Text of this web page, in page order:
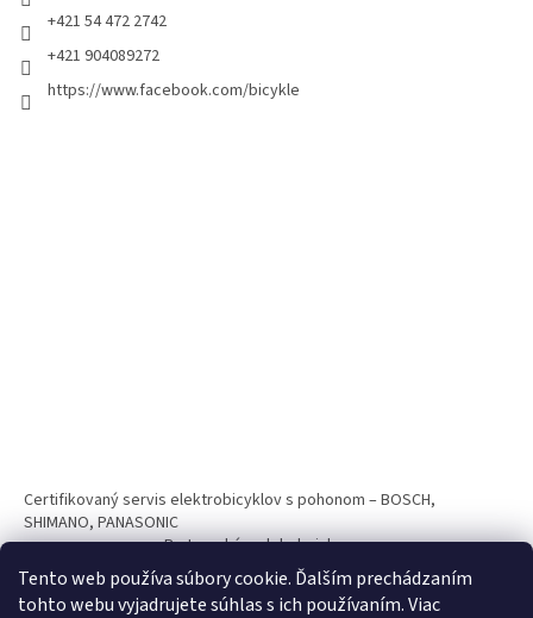
Tento web používa súbory cookie. Ďalším prechádzaním
tohto webu vyjadrujete súhlas s ich používaním. Viac
+421 54 472 2742
+421 904089272
https://www.facebook.com/bicykle
Certifikovaný servis elektrobicyklov s pohonom – BOSCH,
SHIMANO, PANASONIC
Partnerský web hokejshop.eu